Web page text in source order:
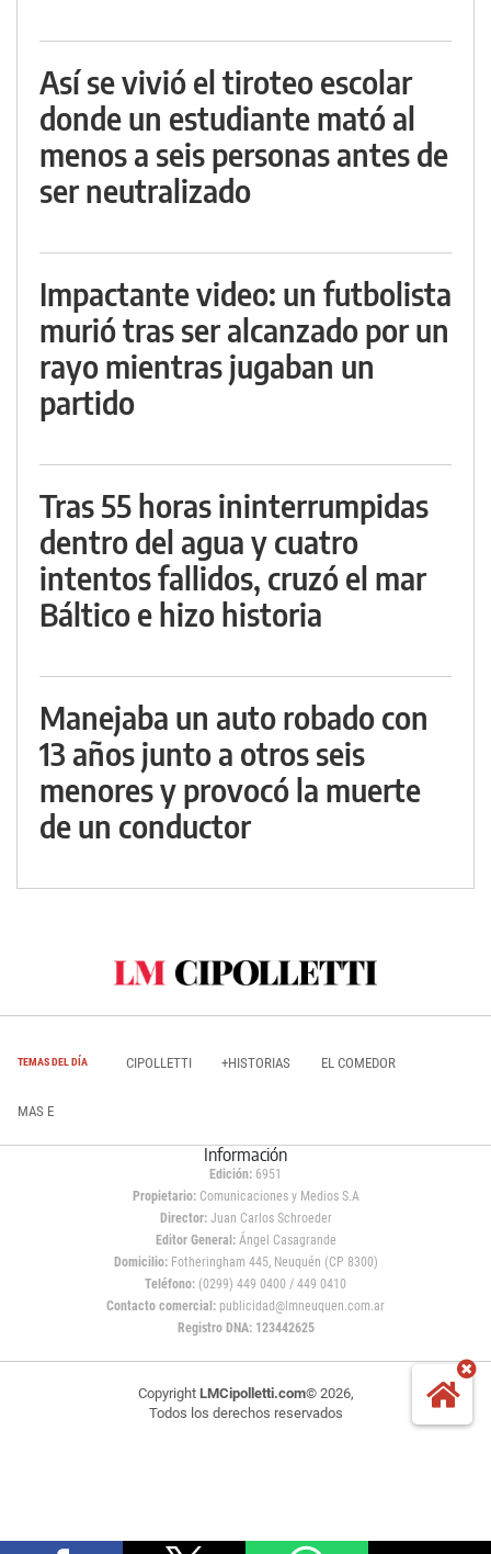
Así se vivió el tiroteo escolar
donde un estudiante mató al
menos a seis personas antes de
ser neutralizado
Impactante video: un futbolista
murió tras ser alcanzado por un
rayo mientras jugaban un
partido
Tras 55 horas ininterrumpidas
dentro del agua y cuatro
intentos fallidos, cruzó el mar
Báltico e hizo historia
Manejaba un auto robado con
13 años junto a otros seis
menores y provocó la muerte
de un conductor
TEMAS DEL DÍA CIPOLLETTI +HISTORIAS EL COMEDOR
MAS E
Información
Edición: 6951
Propietario:Comunicaciones y Medios S.A
Director: Juan Carlos Schroeder
Editor General:Ángel Casagrande
Domicilio:Fotheringham 445, Neuquén (CP 8300)
Teléfono: (0299) 449 0400 / 449 0410
Contacto comercial: publicidad@lmneuquen.com.ar
Registro DNA: 123442625
Copyright LMCipolletti.com© 2026,
Todos los derechos reservados